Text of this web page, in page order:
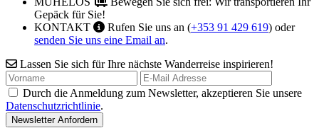
Gepäck für Sie!
KONTAKT
Rufen Sie uns an (+353 91 429 619) oder
senden Sie uns eine Email an.
Lassen Sie sich für Ihre nächste Wanderreise inspirieren!
Durch die Anmeldung zum Newsletter, akzeptieren Sie unsere
Datenschutzrichtlinie.